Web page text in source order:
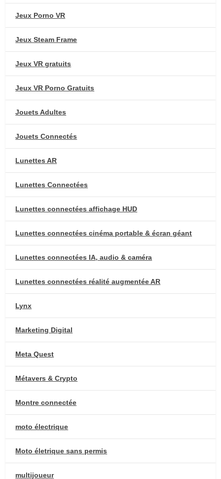
Jeux Porno VR
Jeux Steam Frame
Jeux VR gratuits
Jeux VR Porno Gratuits
Jouets Adultes
Jouets Connectés
Lunettes AR
Lunettes Connectées
Lunettes connectées affichage HUD
Lunettes connectées cinéma portable & écran géant
Lunettes connectées IA, audio & caméra
Lunettes connectées réalité augmentée AR
Lynx
Marketing Digital
Meta Quest
Métavers & Crypto
Montre connectée
moto électrique
Moto életrique sans permis
multijoueur